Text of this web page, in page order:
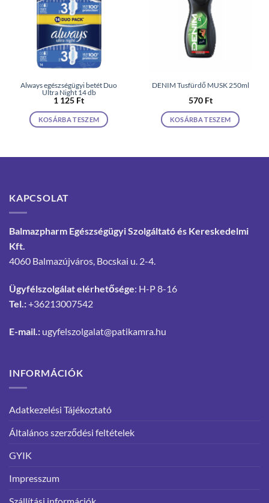
Always egészségügyi betét Duo
Ultra Night 14 db
1 125 Ft
KOSÁRBA TESZEM
DENIM Tusfürdő MUSK 250ml
570 Ft
KOSÁRBA TESZEM
KAPCSOLAT
Balmazpharm Egészségügyi Szolgáltató és Kereskedelmi
Kft.
4060 Balmazújváros, Bocskai u. 2-4.
Ügyfélszolgálat elérhetősége: H-P 8-16
Tel.:+36213007542
E-mail.: ugyfelszolgalat@patikamra.hu
INFORMÁCIÓK
Adatkezelési Tájékoztató
Általános szerződési feltételek
GYIK
Impresszum